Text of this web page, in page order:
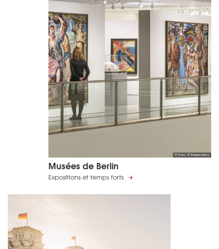
© Foto: © Roman März
Musées de Berlin
Expositions et temps forts